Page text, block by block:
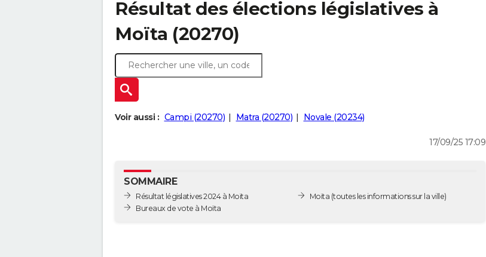
Résultat des élections législatives à
Moïta (20270)
Voir aussi : Campi (20270) Matra (20270) Novale (20234)
17/09/25 17:09
SOMMAIRE
Résultat législatives 2024 à Moïta
Bureaux de vote à Moïta
Moïta (toutes les informations sur la ville)